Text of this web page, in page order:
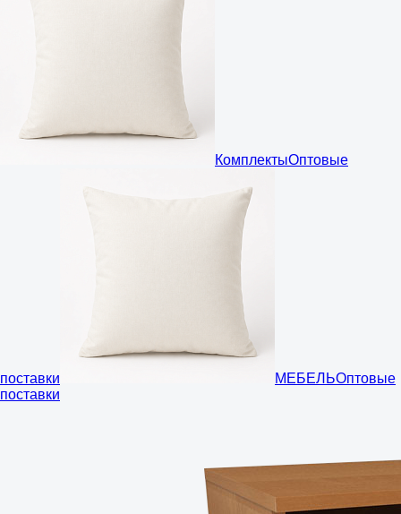
КомплектыОптовые
поставки МЕБЕЛЬОптовые
поставки